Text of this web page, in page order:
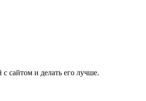
Мы используем куки. Это позволяет нам анализировать взаимодействие посетителей с сайтом и делать его лучше.